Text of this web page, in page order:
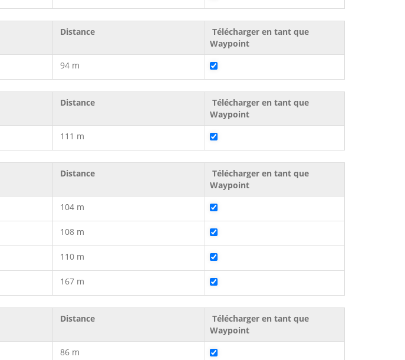
Distance
Télécharger en tant que
Waypoint
94 m
Distance
Télécharger en tant que
Waypoint
111 m
Distance
Télécharger en tant que
Waypoint
104 m
108 m
110 m
167 m
Distance
Télécharger en tant que
Waypoint
86 m